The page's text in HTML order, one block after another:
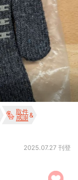
取件
感謝
2025.07.27 刊登